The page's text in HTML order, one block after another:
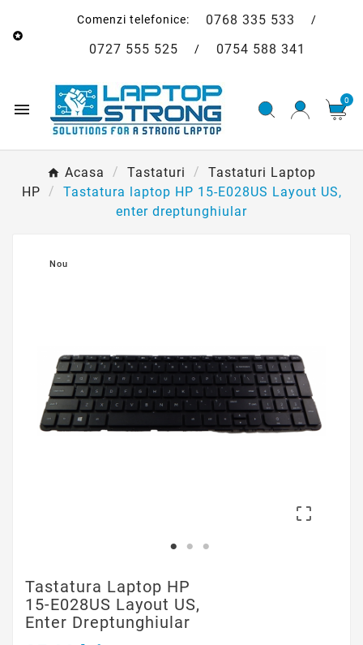

Comenzi telefonice: 0768 335 533
0727 555 525 / 0754 588 341
 0
Acasa Tastaturi
Tastaturi Laptop
HP
Tastatura laptop HP 15-E028US Layout US,
enter dreptunghiular
Nou

Tastatura Laptop HP
15-E028US Layout US,
Enter Dreptunghiular